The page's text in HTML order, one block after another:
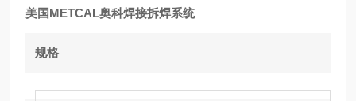
美国METCAL奥科焊接拆焊系统
规格